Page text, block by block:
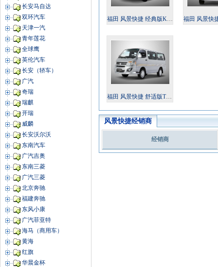
福田 风景快捷 经典版KZV4-AL 2011款 福田 风景快捷 舒适
福田 风景快捷 舒适版TZE3B-SL 2011款
风景快捷经销商
经销商
长安马自达
双环汽车
天津一汽
青年莲花
全球鹰
英伦汽车
长安（轿车）
广汽
奇瑞
瑞麒
开瑞
威麟
长安沃尔沃
东南汽车
广汽吉奥
东南三菱
广汽三菱
北京奔驰
福建奔驰
东风小康
广汽菲亚特
海马（商用车）
黄海
红旗
华晨金杯